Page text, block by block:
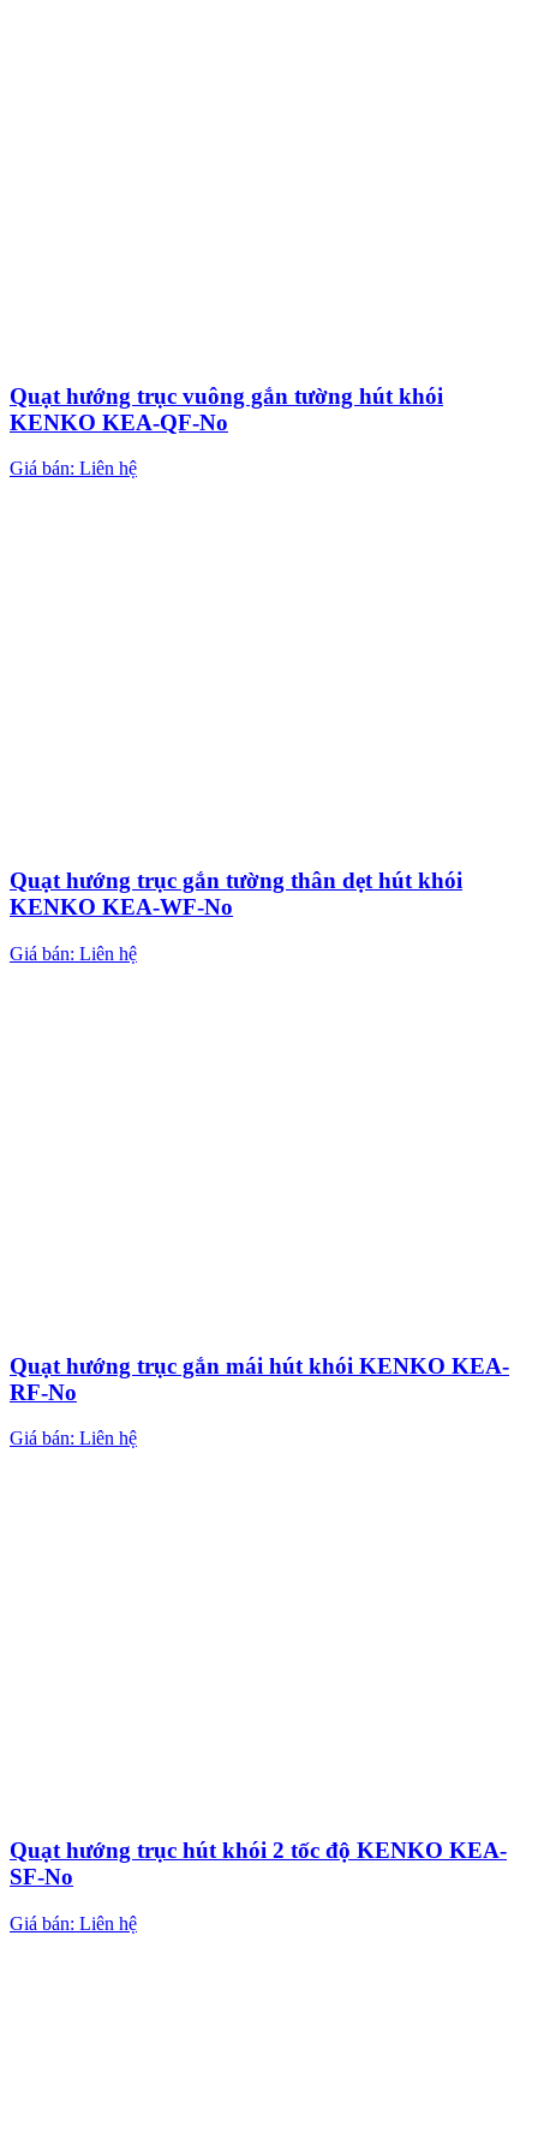
Quạt hướng trục vuông gắn tường hút khói
KENKO KEA-QF-No
Giá bán: Liên hệ
Quạt hướng trục gắn tường thân dẹt hút khói
KENKO KEA-WF-No
Giá bán: Liên hệ
Quạt hướng trục gắn mái hút khói KENKO KEA-
RF-No
Giá bán: Liên hệ
Quạt hướng trục hút khói 2 tốc độ KENKO KEA-
SF-No
Giá bán: Liên hệ